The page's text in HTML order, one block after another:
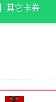
其它卡券